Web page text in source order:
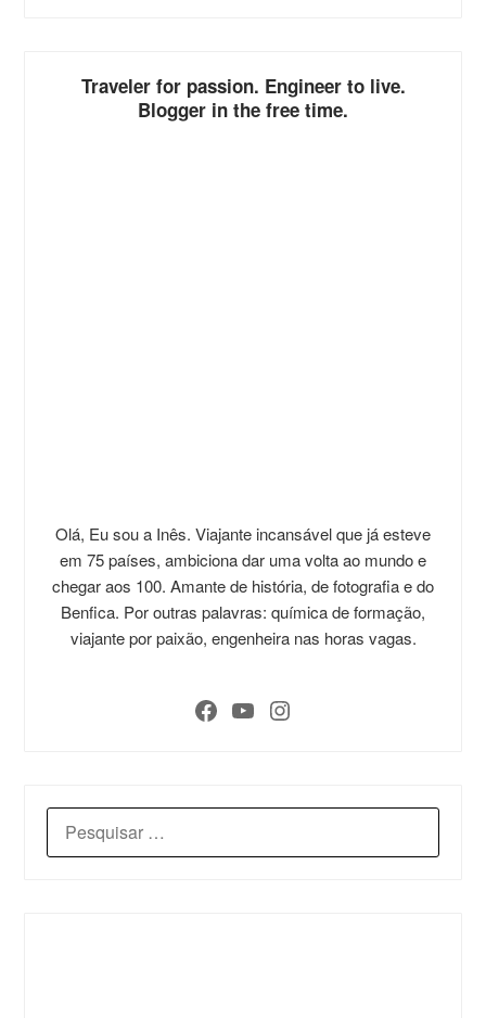
Traveler for passion. Engineer to live.
Blogger in the free time.
Olá, Eu sou a Inês. Viajante incansável que já esteve
em 75 países, ambiciona dar uma volta ao mundo e
chegar aos 100. Amante de história, de fotografia e do
Benfica. Por outras palavras: química de formação,
viajante por paixão, engenheira nas horas vagas.